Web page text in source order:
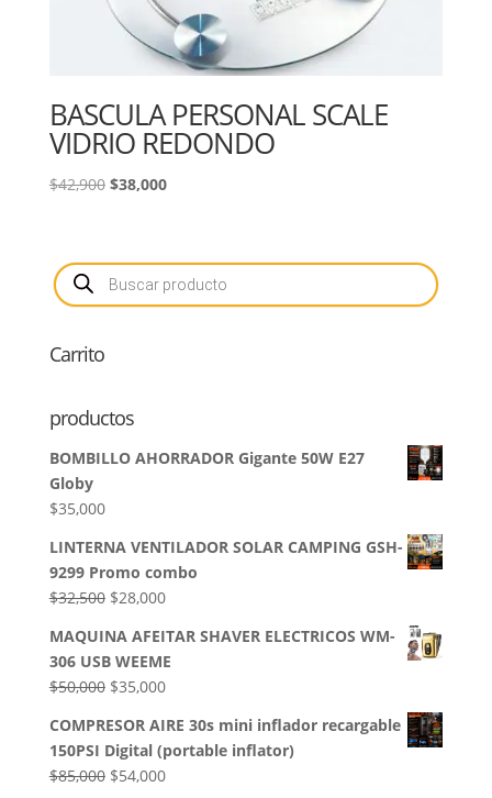
BASCULA PERSONAL SCALE
VIDRIO REDONDO
$42,900 El
era:
$42,900.
$38,000El
es:
$38,000.
Búsqueda
de
productos
Carrito
productos
BOMBILLO AHORRADOR Gigante 50W E27
Globy
$35,000
LINTERNA VENTILADOR SOLAR CAMPING GSH-
9299 Promo combo
$32,500 El
original
era:
$32,500.
$28,000El
actual
es:
$28,000.
MAQUINA AFEITAR SHAVER ELECTRICOS WM-
306 USB WEEME
$50,000 El
original
era:
$50,000.
$35,000El
actual
es:
$35,000.
COMPRESOR AIRE 30s mini inflador recargable
150PSI Digital (portable inflator)
$85,000 El
$54,000El